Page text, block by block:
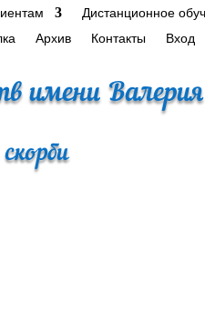
Дистанционное
Архив Контакты Вход
имени Валерия